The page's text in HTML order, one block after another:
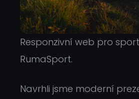
Responzivní web pro
RumaSport.
Navrhli jsme moderní